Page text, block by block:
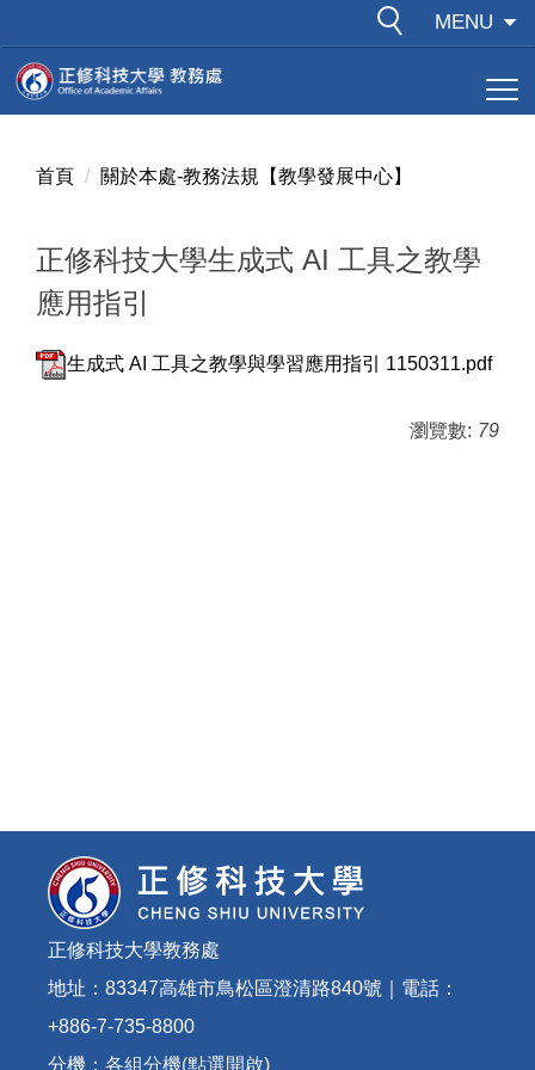
到
主
要
MENU
首頁 關於本處-教務法規【教學發展中心】
正修科技大學生成式 AI 工具之教學
應用指引
生成式 AI 工具之教學與學習應用指引 1150311.pdf
瀏覽數: 79
正修科技大學教務處
地址：83347高雄市鳥松區澄清路840號｜電話：
+886-7-735-8800
分機： 各組分機(點選開啟)